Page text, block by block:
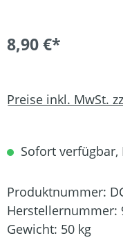
8,90 €*
Preise inkl. MwSt.
Sofort verfügbar,
Produktnummer:
Herstellernummer:
Gewicht: 50 kg